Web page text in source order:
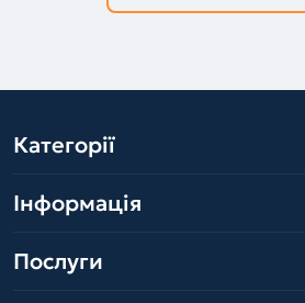
Категорії
Інформація
Послуги